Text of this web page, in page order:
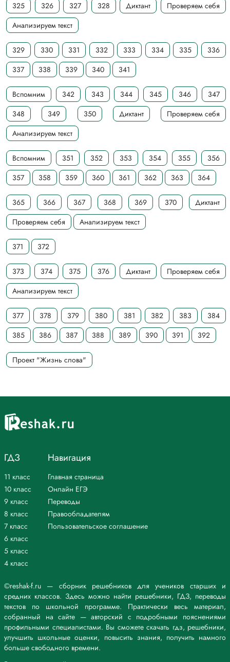
325 326 327 328 Диктант
Проверяем себя
Анализируем текст
329 330 331 332 333 334 335
336
337
338 339 340 341
Вспомним 342 343 344 345 346
347
348
349 350 Диктант
Проверяем себя
Анализируем текст
Вспомним 351 352 353 354 355
356
357
358 359 360 361 362 363 364
365 366 367 368 369 370
Диктант
Проверяем себя
Анализируем текст
371 372
373 374 375 376 Диктант
Проверяем себя
Анализируем текст
377 378 379 380 381 382 383
384
385
386 387 388 389 390 391 392
Проект "Жизнь слова"
©reshak-f.ru — сборник решебников для учеников старших и
средних классов. Здесь можно найти решебники, ГДЗ, переводы
текстов по школьной программе. Практически весь материал,
собранный на сайте — авторский с подробными пояснениями
профильными специалистами. Вы сможете скачать гдз, решебники,
улучшить школьные оценки, повысить знания, получить намного
больше свободного времени.
ГДЗ
11 класс
10 класс
9 класс
8 класс
7 класс
6 класс
5 класс
4 класс
Навигация
Главная страница
Онлайн ЕГЭ
Переводы
Правообладателям
Пользовательское соглашение